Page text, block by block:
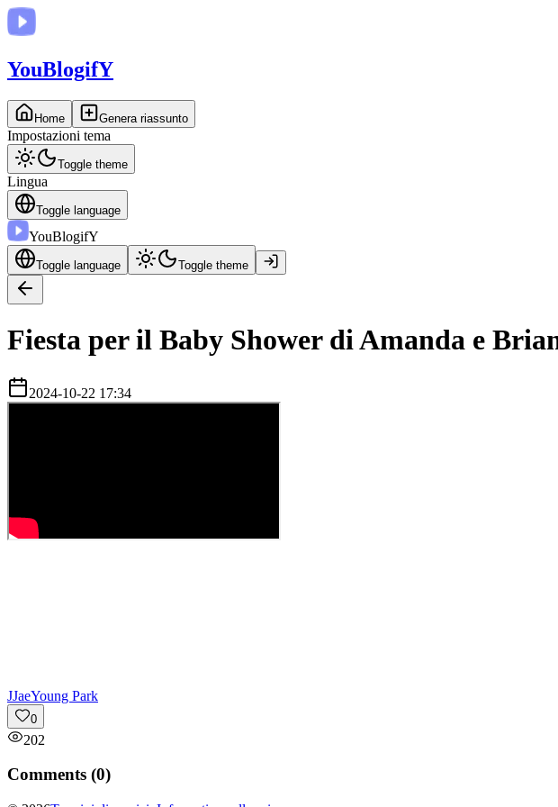
YouBlogifY
Home Genera riassunto
Impostazioni tema
Toggle theme
Lingua
Toggle language
YouBlogifY
Toggle language Toggle theme
Fiesta per il Baby Shower di Amanda e
2024-10-22 17:34
JJaeYoung Park
0
202
Comments (0)